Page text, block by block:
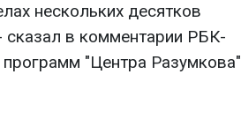
нескольких десятков
сказал в комментарии РБК-
программ "Центра Разумкова"